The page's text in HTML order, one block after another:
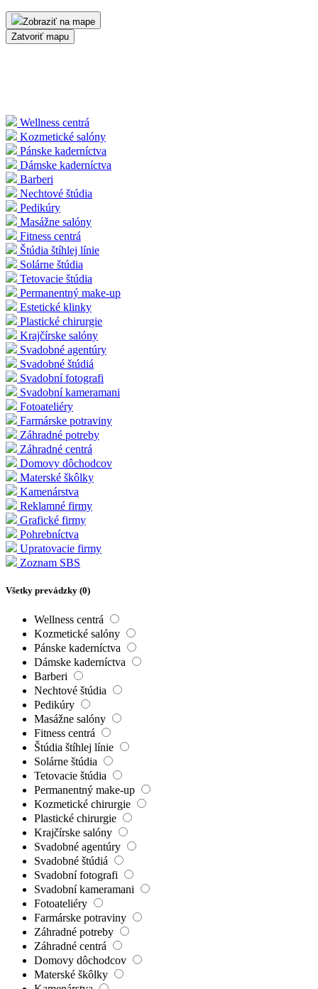
Zobraziť na mape
Zatvoriť mapu
Wellness centrá
Kozmetické salóny
Pánske kaderníctva
Dámske kaderníctva
Barberi
Nechtové štúdia
Pedikúry
Masážne salóny
Fitness centrá
Štúdia štíhlej línie
Solárne štúdia
Tetovacie štúdia
Permanentný make-up
Estetické klinky
Plastické chirurgie
Krajčírske salóny
Svadobné agentúry
Svadobné štúdiá
Svadobní fotografi
Svadobní kameramani
Fotoateliéry
Farmárske potraviny
Záhradné potreby
Záhradné centrá
Domovy dôchodcov
Materské škôlky
Kamenárstva
Reklamné firmy
Grafické firmy
Pohrebníctva
Upratovacie firmy
Zoznam SBS
Všetky prevádzky (0)
Wellness centrá
Kozmetické salóny
Pánske kaderníctva
Dámske kaderníctva
Barberi
Nechtové štúdia
Pedikúry
Masážne salóny
Fitness centrá
Štúdia štíhlej línie
Solárne štúdia
Tetovacie štúdia
Permanentný make-up
Kozmetické chirurgie
Plastické chirurgie
Krajčírske salóny
Svadobné agentúry
Svadobné štúdiá
Svadobní fotografi
Svadobní kameramani
Fotoateliéry
Farmárske potraviny
Záhradné potreby
Záhradné centrá
Domovy dôchodcov
Materské škôlky